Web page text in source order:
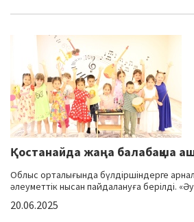
Қостанайда жаңа балабақша
Облыс орталығында бүлдіршіндерге
әлеуметтік нысан пайдалануға берілді.
20.06.2025